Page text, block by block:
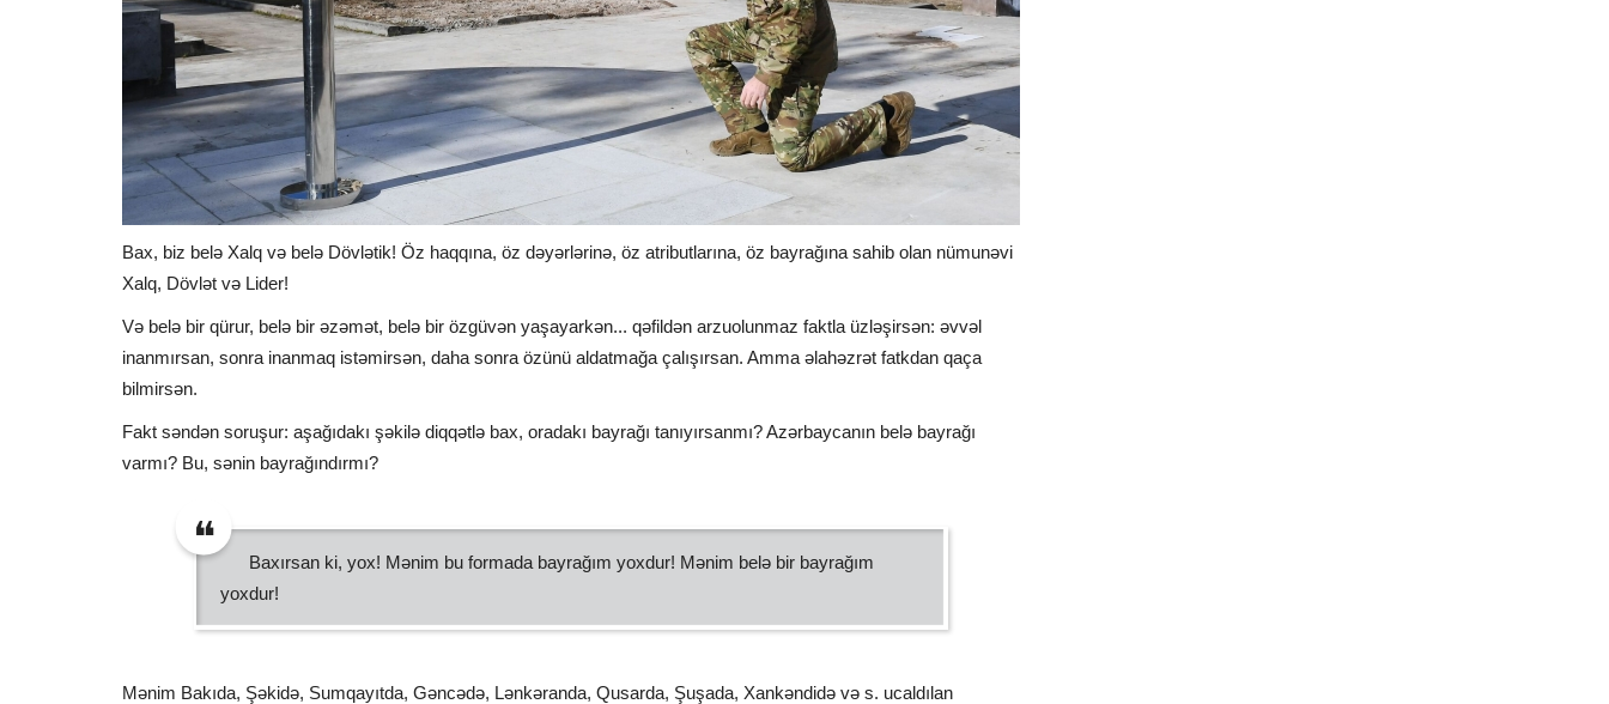
Bax, biz belə Xalq və belə Dövlətik! Öz haqqına, öz dəyərlərinə, öz atributlarına, öz bayrağına sahib olan nümunəvi
Xalq, Dövlət və Lider!
Və belə bir qürur, belə bir əzəmət, belə bir özgüvən yaşayarkən... qəfildən arzuolunmaz faktla üzləşirsən: əvvəl
inanmırsan, sonra inanmaq istəmirsən, daha sonra özünü aldatmağa çalışırsan. Amma əlahəzrət fatkdan qaça
bilmirsən.
Fakt səndən soruşur: aşağıdakı şəkilə diqqətlə bax, oradakı bayrağı tanıyırsanmı? Azərbaycanın belə bayrağı
varmı? Bu, sənin bayrağındırmı?
Baxırsan ki, yox! Mənim bu formada bayrağım yoxdur! Mənim belə bir bayrağım
yoxdur!
Mənim Bakıda, Şəkidə, Sumqayıtda, Gəncədə, Lənkəranda, Qusarda, Şuşada, Xankəndidə və s. ucaldılan